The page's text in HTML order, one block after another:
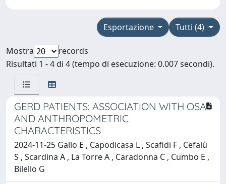
Tutti (4)
Esportazione
Mostra
records
Risultati 1 - 4 di 4 (tempo di esecuzione: 0.007 secondi).
GERD PATIENTS: ASSOCIATION WITH OSA
AND ANTHROPOMETRIC
CHARACTERISTICS
2024-11-25 Gallo E , Capodicasa L , Scafidi F , Cefalù
S , Scardina A , La Torre A , Caradonna C , Cumbo E ,
Bilello G